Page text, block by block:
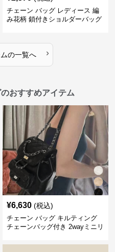
チェーン バッグ レディース 編
み花柄 鎖付きショルダーバッグ
の一覧へ ›
おすすめアイテム
¥6,630 (税込)
チェーン バッグ キルティング
チェーンバッグ付き 2wayミニリ